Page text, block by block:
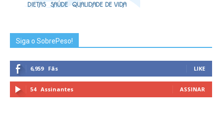
Siga o SobrePeso!
6,959 Fãs LIKE
54 Assinantes ASSINAR